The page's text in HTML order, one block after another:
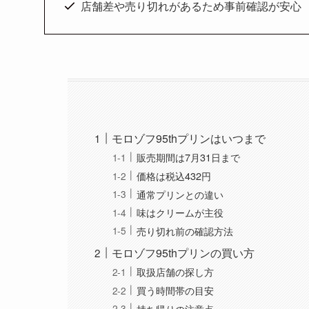
店舗差や売り切れがあるため事前確認が安心
モロゾフ95thプリンはいつまで
販売期間は7月31日まで
価格は税込432円
通常プリンとの違い
味はクリームが主役
売り切れ前の確認方法
モロゾフ95thプリンの買い方
取扱店舗の探し方
買う時間帯の目安